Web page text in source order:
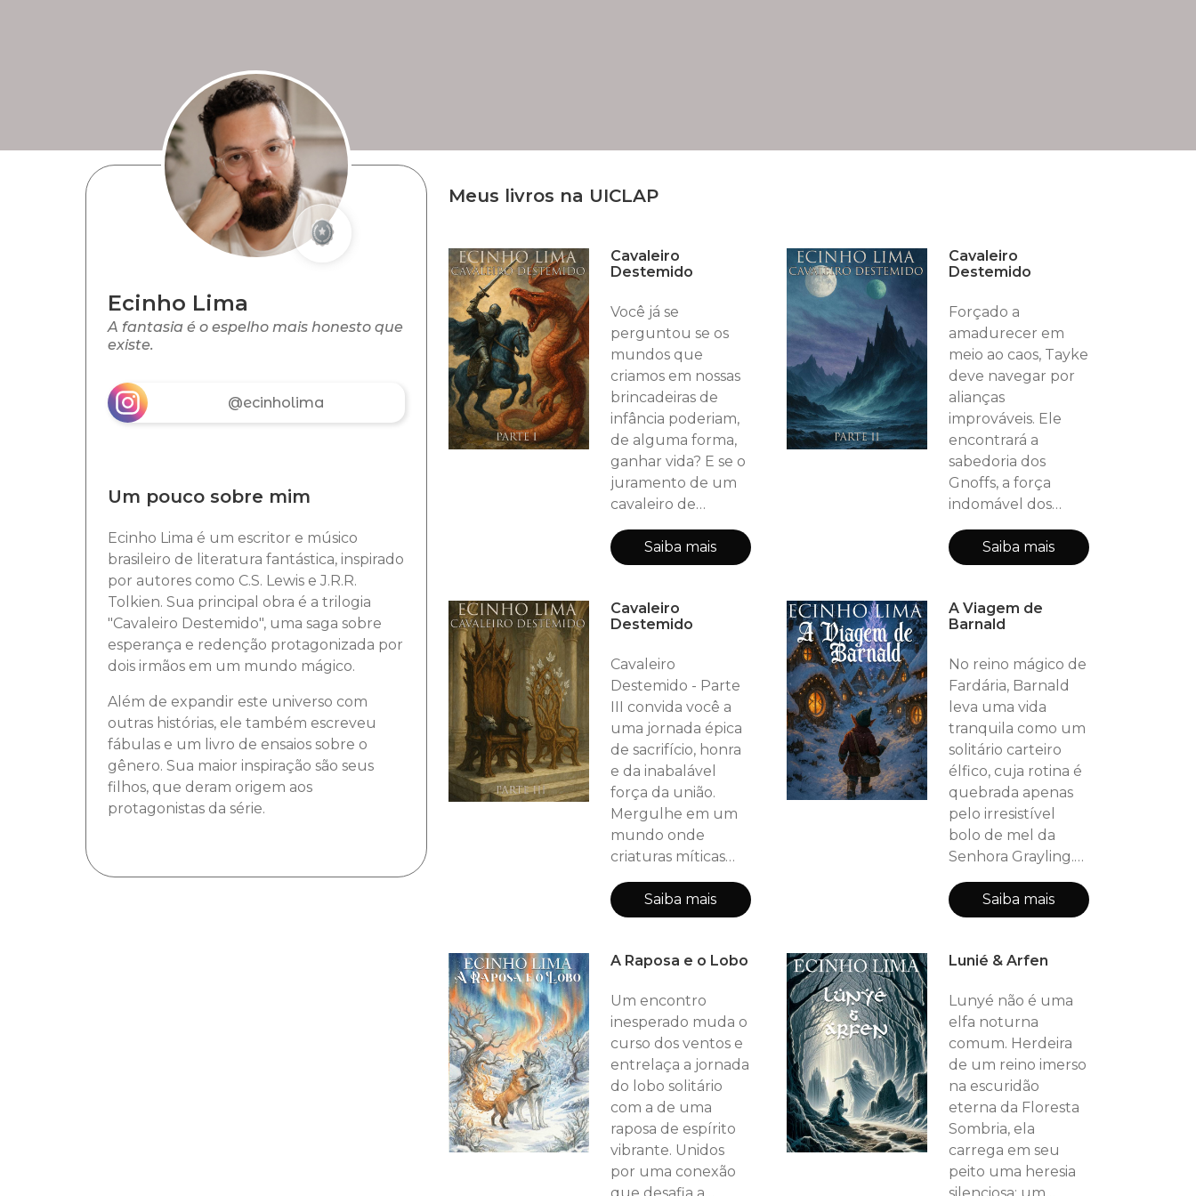
Ecinho Lima
A fantasia é o espelho mais honesto que
existe.
@ecinholima
Um pouco sobre mim
Ecinho Lima é um escritor e músico
brasileiro de literatura fantástica, inspirado
por autores como C.S. Lewis e J.R.R.
Tolkien. Sua principal obra é a trilogia
"Cavaleiro Destemido", uma saga sobre
esperança e redenção protagonizada por
dois irmãos em um mundo mágico.
Além de expandir este universo com
outras histórias, ele também escreveu
fábulas e um livro de ensaios sobre o
gênero. Sua maior inspiração são seus
filhos, que deram origem aos
protagonistas da série.
Meus livros na UICLAP
Cavaleiro
Destemido
Você já se
perguntou se os
mundos que
criamos em nossas
brincadeiras de
infância poderiam,
de alguma forma,
ganhar vida? E se o
juramento de um
cavaleiro de
brinquedo,
empunhando uma
espada de plástico,
para rasgar o véu
da realidade e
transportá-lo para a
aventura que sua
alma sempre
desejou? "Cavaleiro
Destemido - Parte
I" é o portal para
essa jornada. A
história começa na
qu
Saiba mais
Cavaleiro
Destemido
Forçado a
amadurecer em
meio ao caos, Tayke
deve navegar por
alianças
improváveis. Ele
encontrará a
sabedoria dos
Gnoffs, a força
indomável dos
anãos Braunim em
sua forja, e a
nobreza gélida dos
congelado. Guiado
por um mago
enigmático cujo
poder parece
rivalizar com o
próprio tempo, ele
se torna a peça
central de uma
união desesperada
contra uma
escuridão que
ameaça consumir
tudo.
Saiba mais
Cavaleiro
Destemido
Cavaleiro
Destemido - Parte
III convida você a
uma jornada épica
de sacrifício, honra
e da inabalável
força da união.
Mergulhe em um
mundo onde
criaturas míticas
rasgam os céus,
onde a magia pode
dobrar a própria
destino de todos
ombros de poucos.
Saiba mais
A Viagem de
Barnald
No reino mágico de
Fardária, Barnald
leva uma vida
tranquila como um
solitário carteiro
élfico, cuja rotina é
quebrada apenas
pelo irresistível
bolo de mel da
Senhora Grayling.
Tudo muda em
uma manhã de
inverno, quando
inexplicável surge
correio: todas as
cartas do reino são
destinadas a um
único e enigmático
endereço, nas
profundezas de
uma floresta
lendária.
Saiba mais
A Raposa e o Lobo
Um encontro
inesperado muda o
curso dos ventos e
entrelaça a jornada
do lobo solitário
com a de uma
raposa de espírito
vibrante. Unidos
por uma conexão
Lunié & Arfen
Lunyé não é uma
elfa noturna
comum. Herdeira
de um reino imerso
na escuridão
eterna da Floresta
Sombria, ela
carrega em seu
peito uma heresia